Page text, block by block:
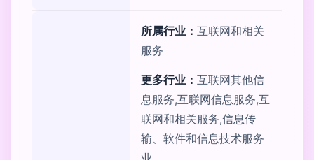
所属行业： 互联网和相关
服务
更多行业： 互联网其他信
息服务,互联网信息服务,互
联网和相关服务,信息传
输、软件和信息技术服务